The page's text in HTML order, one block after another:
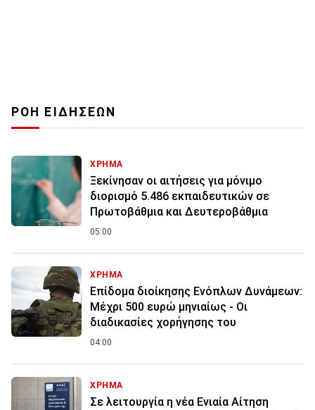
ΡΟΗ ΕΙΔΗΣΕΩΝ
ΧΡΗΜΑ
Ξεκίνησαν οι αιτήσεις για μόνιμο
διορισμό 5.486 εκπαιδευτικών σε
Πρωτοβάθμια και Δευτεροβάθμια
05:00
ΧΡΗΜΑ
Επίδομα διοίκησης Ενόπλων Δυνάμεων:
Μέχρι 500 ευρώ μηνιαίως - Οι
διαδικασίες χορήγησης του
04:00
ΧΡΗΜΑ
Σε λειτουργία η νέα Ενιαία Αίτηση